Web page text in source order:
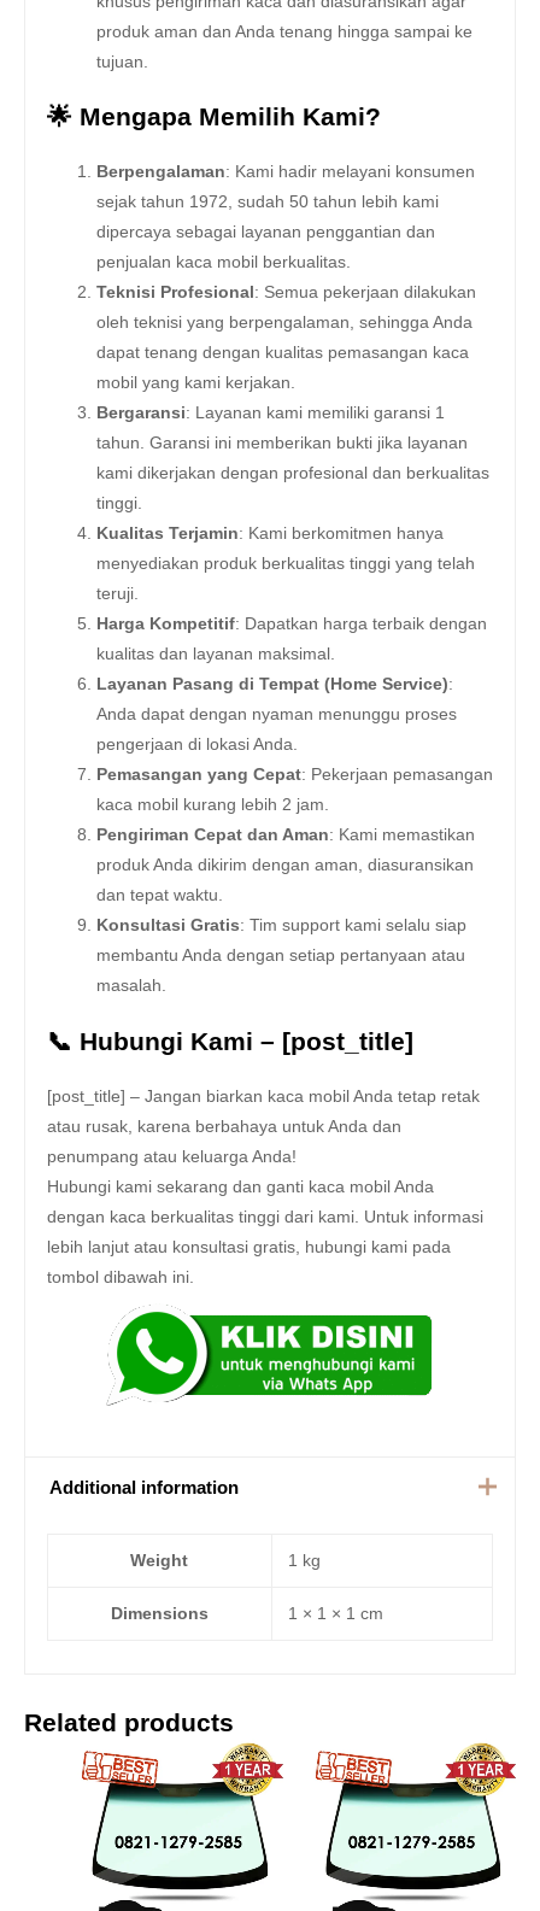
produk aman dan Anda tenang hingga sampai ke
tujuan.
🌟 Mengapa Memilih Kami?
Berpengalaman: Kami hadir melayani konsumen
sejak tahun 1972, sudah 50 tahun lebih kami
dipercaya sebagai layanan penggantian dan
penjualan kaca mobil berkualitas.
Teknisi Profesional : Semua pekerjaan dilakukan
oleh teknisi yang berpengalaman, sehingga Anda
dapat tenang dengan kualitas pemasangan kaca
mobil yang kami kerjakan.
Bergaransi: Layanan kami memiliki garansi 1
tahun. Garansi ini memberikan bukti jika layanan
kami dikerjakan dengan profesional dan berkualitas
tinggi.
Kualitas Terjamin: Kami berkomitmen hanya
menyediakan produk berkualitas tinggi yang telah
teruji.
Harga Kompetitif: Dapatkan harga terbaik dengan
kualitas dan layanan maksimal.
Layanan Pasang di Tempat (Home Service):
Anda dapat dengan nyaman menunggu proses
pengerjaan di lokasi Anda.
Pemasangan yang Cepat: Pekerjaan pemasangan
kaca mobil kurang lebih 2 jam.
Pengiriman Cepat dan Aman: Kami memastikan
produk Anda dikirim dengan aman, diasuransikan
dan tepat waktu.
Konsultasi Gratis: Tim support kami selalu siap
membantu Anda dengan setiap pertanyaan atau
masalah.
📞 Hubungi Kami – [post_title]
[post_title] – Jangan biarkan kaca mobil Anda tetap retak
atau rusak, karena berbahaya untuk Anda dan
penumpang atau keluarga Anda!
Hubungi kami sekarang dan ganti kaca mobil Anda
dengan kaca berkualitas tinggi dari kami. Untuk informasi
lebih lanjut atau konsultasi gratis, hubungi kami pada
tombol dibawah ini.
Additional information
Weight 1 kg
Dimensions 1 × 1 × 1 cm
Related products